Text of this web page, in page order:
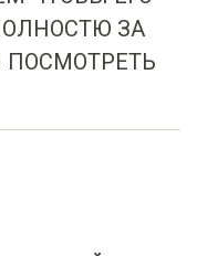
поймать